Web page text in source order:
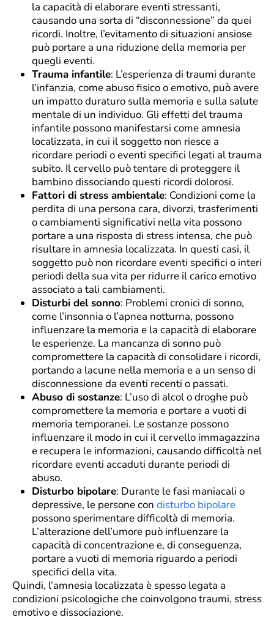
la capacità di elaborare eventi stressanti,
causando una sorta di “disconnessione” da quei
ricordi. Inoltre, l’evitamento di situazioni ansiose
può portare a una riduzione della memoria per
quegli eventi.
Trauma infantile: L’esperienza di traumi durante
l’infanzia, come abuso fisico o emotivo, può avere
un impatto duraturo sulla memoria e sulla salute
mentale di un individuo. Gli effetti del trauma
infantile possono manifestarsi come amnesia
localizzata, in cui il soggetto non riesce a
ricordare periodi o eventi specifici legati al trauma
subito. Il cervello può tentare di proteggere il
bambino dissociando questi ricordi dolorosi.
Fattori di stress ambientale: Condizioni come la
perdita di una persona cara, divorzi, trasferimenti
o cambiamenti significativi nella vita possono
portare a una risposta di stress intensa, che può
risultare in amnesia localizzata. In questi casi, il
soggetto può non ricordare eventi specifici o interi
periodi della sua vita per ridurre il carico emotivo
associato a tali cambiamenti.
Disturbi del sonno: Problemi cronici di sonno,
come l’insonnia o l’apnea notturna, possono
influenzare la memoria e la capacità di elaborare
le esperienze. La mancanza di sonno può
compromettere la capacità di consolidare i ricordi,
portando a lacune nella memoria e a un senso di
disconnessione da eventi recenti o passati.
Abuso di sostanze: L’uso di alcol o droghe può
compromettere la memoria e portare a vuoti di
memoria temporanei. Le sostanze possono
influenzare il modo in cui il cervello immagazzina
e recupera le informazioni, causando difficoltà nel
ricordare eventi accaduti durante periodi di
abuso.
Disturbo bipolare: Durante le fasi maniacali o
depressive, le persone con disturbo bipolare
possono sperimentare difficoltà di memoria.
L’alterazione dell’umore può influenzare la
capacità di concentrazione e, di conseguenza,
portare a vuoti di memoria riguardo a periodi
specifici della vita.
Quindi, l’amnesia localizzata è spesso legata a
condizioni psicologiche che coinvolgono traumi, stress
emotivo e dissociazione.